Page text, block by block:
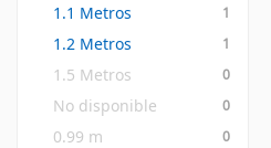
1.1 Metros 1
1.2 Metros 1
1.5 Metros 0
No disponible 0
0.99 m 0